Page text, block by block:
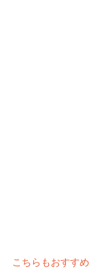
こちらもおすすめ